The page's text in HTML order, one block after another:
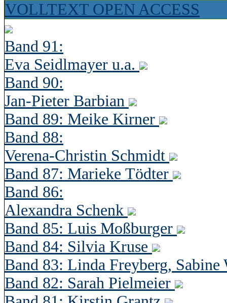
VOLLTEXT OPEN ACCESS
Band 91:
Eva Seidlmayer u.a.
Band 90:
Jan-Pieter Barbian
Band 89: Meike Kirner
Band 88:
Verena-Christin Schmidt
Band 87: Marieke Tödter
Band 86:
Alexandra Schenk
Band 85: Luis Moßburger
Band 84: Silvia Kruse
Band 83: Linda Freyberg,
Band 82: Sarah Pielmeier